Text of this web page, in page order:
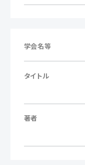
学会名等
タイトル
著者